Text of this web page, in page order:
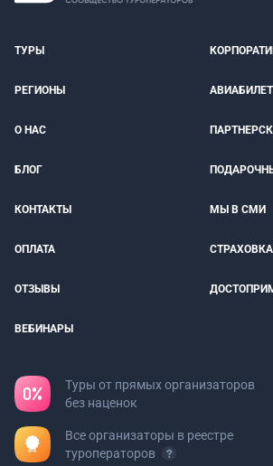
ТУРЫ
РЕГИОНЫ
О НАС
БЛОГ
КОНТАКТЫ МЫ В СМИ
ОПЛАТА
ОТЗЫВЫ
ВЕБИНАРЫ
Туры от прямых организаторов
без наценок
Все организаторы в реестре
туроператоров